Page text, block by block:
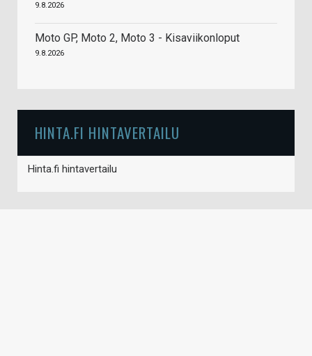
9.8.2026
Moto GP, Moto 2, Moto 3 - Kisaviikonloput
9.8.2026
HINTA.FI HINTAVERTAILU
Hinta.fi hintavertailu